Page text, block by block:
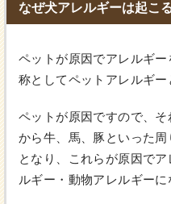
なぜ犬アレルギーは起こ
ペットが原因でアレルギ
称としてペットアレルギー
ペットが原因ですので、
から牛、馬、豚といった
となり、これらが原因で
ルギー・動物アレルギーに